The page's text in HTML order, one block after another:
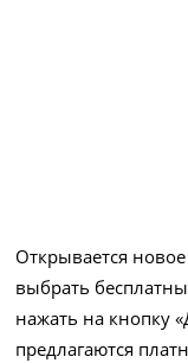
Открывается
выбрать
нажать на кнопку
предлагаются